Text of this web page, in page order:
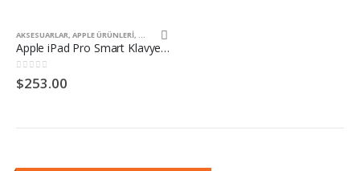
AKSESUARLAR, APPLE ÜRÜNLERI, TELEFONLAR
Apple iPad Pro Smart Klavye 11″
05 üzerinden
$253.00